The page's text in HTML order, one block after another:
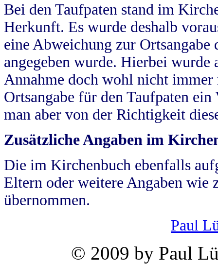
Bei den Taufpaten stand im
Herkunft. Es wurde deshalb
eine Abweichung zur
angegeben wurde. Hierbei wurde
Annahme doch wohl nicht
Ortsangabe für den Taufpaten
man aber von der Richtigkeit
Zusätzliche Angaben im
Die im Kirchenbuch ebenfalls
Eltern oder weitere Angaben wie
übernommen.
Paul
© 2009 by Paul